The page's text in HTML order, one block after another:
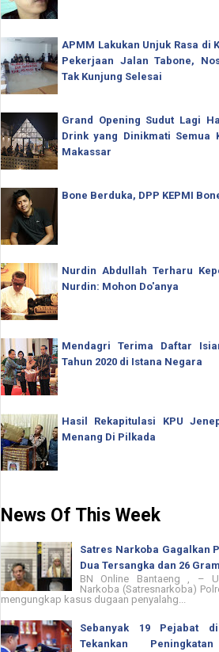
APMM Lakukan Unjuk Rasa di
Pekerjaan Jalan Tabone,
Tak Kunjung Selesai
Grand Opening Sudut Lagi
Drink yang Dinikmati Semua
Makassar
Bone Berduka, DPP KEPMI
Nurdin Abdullah Terharu
Nurdin: Mohon Do'anya
Mendagri Terima Daftar
Tahun 2020 di Istana Negara
Hasil Rekapitulasi KPU
Menang Di Pilkada
News Of This Week
Satres Narkoba Gagalkan
Dua Tersangka dan 26
BN Online Bantaeng , –
Narkoba (Satresnarkoba)
mengungkap kasus dugaan penyalahg...
Sebanyak 19 Pejabat
Tekankan